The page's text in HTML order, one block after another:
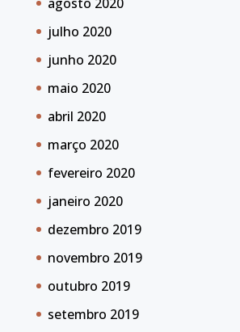
julho 2020
junho 2020
maio 2020
abril 2020
março 2020
fevereiro 2020
janeiro 2020
dezembro 2019
novembro 2019
outubro 2019
setembro 2019